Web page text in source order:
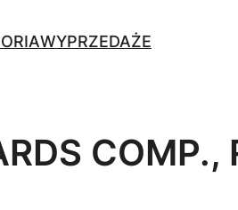
WYPRZEDAŻE
COMP.,